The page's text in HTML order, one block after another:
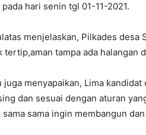
pada hari senin tgl 01-11-2021.
menjelaskan, Pilkades desa
tertip,aman tampa ada halangan
juga menyapaikan, Lima
dan sesuai dengan aturan
sama sama ingin membangun